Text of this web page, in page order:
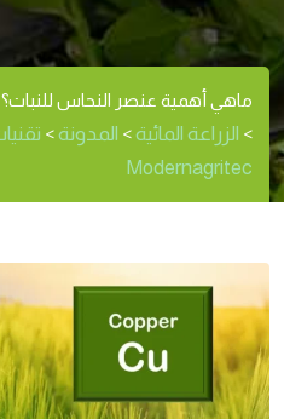
ماهي أهمية عنصر النحاس
> الزراعة المائية> المدونة>
Modernagritec